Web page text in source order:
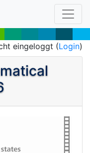
eingeloggt (Login)